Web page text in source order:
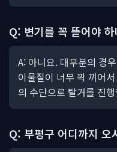
Q: 변기를 꼭 뜯어야
A: 아니요. 대부분의 경
이물질이 너무 꽉 끼어
의 수단으로 탈거를 진
Q: 부평구 어디까지 오